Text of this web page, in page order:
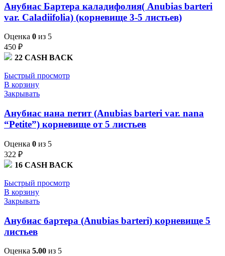
Анубиас Бартера каладифолия( Anubias barteri
var. Caladiifolia) (корневище 3-5 листьев)
Оценка 0 из 5
450 ₽
22 CASH BACK
Быстрый просмотр
В корзину
Закрывать
Анубиас нана петит (Anubias barteri var. nana
“Petite”) корневище от 5 листьев
Оценка 0 из 5
322 ₽
16 CASH BACK
Быстрый просмотр
В корзину
Закрывать
Анубиас бартера (Anubias barteri) корневище 5
листьев
Оценка 5.00 из 5